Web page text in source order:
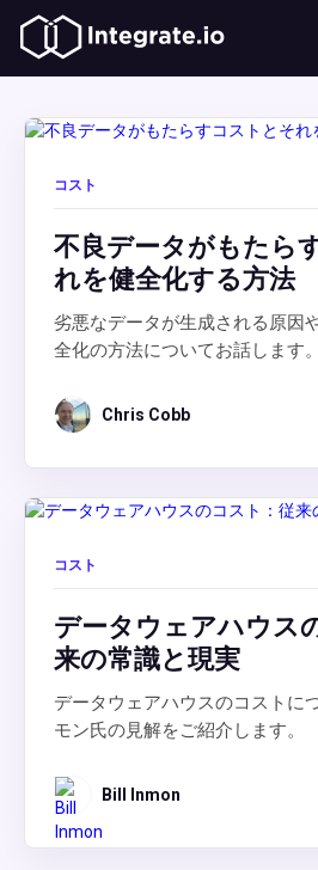
コスト
不良データがもたら
れを健全化する方法
劣悪なデータが生成される原因
全化の方法についてお話します。
Chris Cobb
コスト
データウェアハウス
来の常識と現実
データウェアハウスのコストに
モン氏の見解をご紹介します。
Bill Inmon